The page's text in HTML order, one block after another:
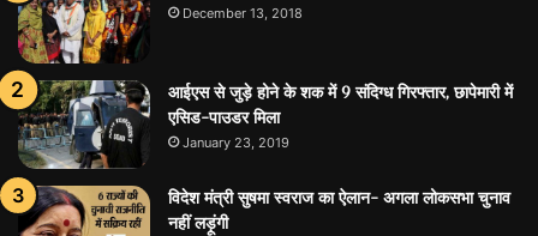
December 13, 2018
आईएस से जुड़े होने के शक में 9 संदिग्ध गिरफ्तार, छापेमारी में
एसिड-पाउडर मिला
January 23, 2019
विदेश मंत्री सुषमा स्वराज का ऐलान- अगला लोकसभा चुनाव
नहीं लड़ूंगी